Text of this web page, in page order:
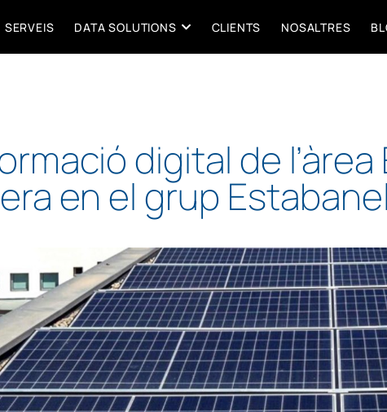
SERVEIS DATA SOLUTIONS CLIENTS NOSALTRES
digital de
en el grup